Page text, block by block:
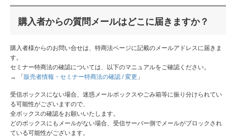
購入者からの質問メールはどこに届きますか？
購入者様からのお問い合せは、特商法ページに記載のメールアドレスに届きま
す。
セミナー特商法の確認については、以下のマニュアルをご確認ください。
→ 「販売者情報・セミナー特商法の確認 / 変更 」
受信ボックスにない場合、迷惑メールボックスやごみ箱等に振り分けられてい
る可能性がございますので、
全ボックスの確認をお願いいたします。
どのボックスにもメールがない場合、受信サーバー側でメールがブロックされ
ている可能性がございます。